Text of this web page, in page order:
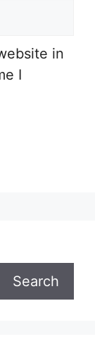
in
I
Search